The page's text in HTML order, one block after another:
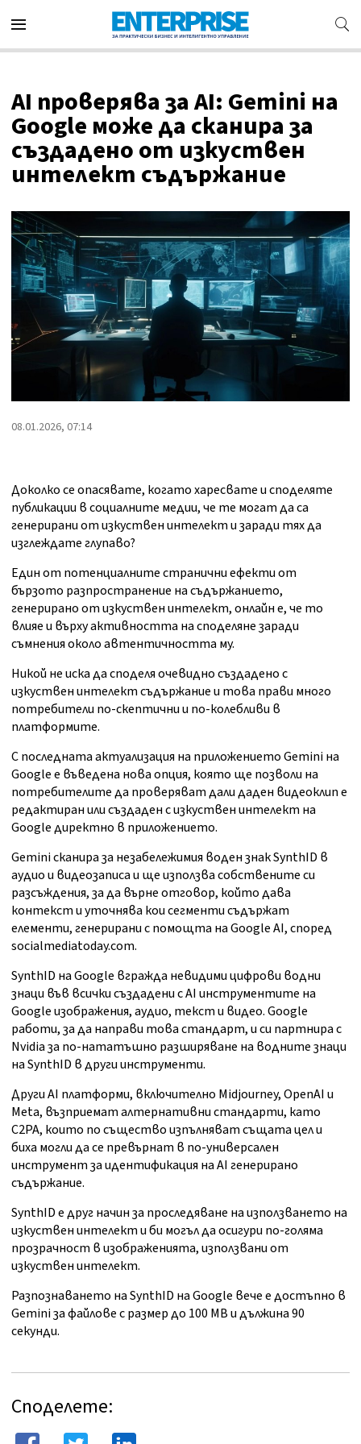
AI проверява за AI: Gemini на
Google може да сканира за
създадено от изкуствен
интелект съдържание
08.01.2026, 07:14
Доколко се опасявате, когато харесвате и споделяте
публикации в социалните медии, че те могат да са
генерирани от изкуствен интелект и заради тях да
изглеждате глупаво?
Един от потенциалните странични ефекти от
бързото разпространение на съдържанието,
генерирано от изкуствен интелект, онлайн е, че то
влияе и върху активността на споделяне заради
съмнения около автентичността му.
Никой не иска да споделя очевидно създадено с
изкуствен интелект съдържание и това прави много
потребители по-скептични и по-колебливи в
платформите.
С последната актуализация на приложението Gemini на
Google е въведена нова опция, която ще позволи на
потребителите да проверяват дали даден видеоклип е
редактиран или създаден с изкуствен интелект на
Google директно в приложението.
Gemini сканира за незабележимия воден знак SynthID в
аудио и видеозаписа и ще използва собствените си
разсъждения, за да върне отговор, който дава
контекст и уточнява кои сегменти съдържат
елементи, генерирани с помощта на Google AI, според
socialmediatoday.com.
SynthID на Google вгражда невидими цифрови водни
знаци във всички създадени с AI инструментите на
Google изображения, аудио, текст и видео. Google
работи, за да направи това стандарт, и си партнира с
Nvidia за по-нататъшно разширяване на водните знаци
на SynthID в други инструменти.
Други AI платформи, включително Midjourney, OpenAI и
Meta, възприемат алтернативни стандарти, като
C2PA, които по същество изпълняват същата цел и
биха могли да се превърнат в по-универсален
инструмент за идентификация на AI генерирано
съдържание.
SynthID е друг начин за проследяване на използването на
изкуствен интелект и би могъл да осигури по-голяма
прозрачност в изображенията, използвани от
изкуствен интелект.
Разпознаването на SynthID на Google вече е достъпно в
Gemini за файлове с размер до 100 MB и дължина 90
секунди.
Споделете: